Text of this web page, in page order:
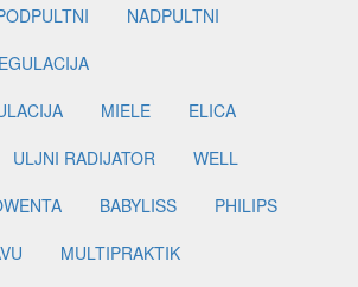
NADPULTNI
MIELE
ELICA
ULJNI RADIJATOR
WELL
BABYLISS
PHILIPS
MULTIPRAKTIK